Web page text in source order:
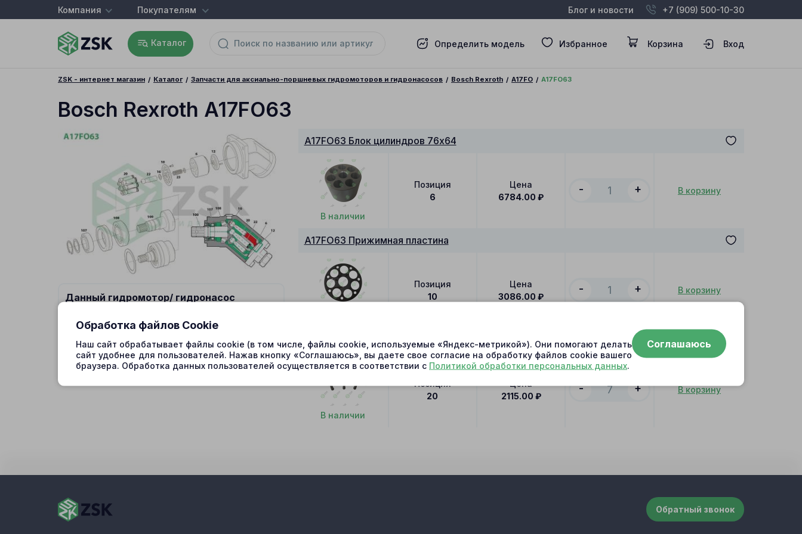
Компания Покупателям Блог и новости +7 (909) 500-10-30
Каталог Определить модель Избранное Корзина Вход
ZSK - интернет магазин Каталог Запчасти для аксиально-поршневых гидромоторов и гидронасосов Bosch Rexroth A17FO A17FO63
Bosch Rexroth A17FO63
Данный гидромотор/ гидронасос
A17FO63 Блок цилиндров 76x64
В наличии
Позиция
6
Цена
6784.00 ₽
- + В корзину
A17FO63 Прижимная пластина
Позиция
10
Цена
3086.00 ₽
- + В корзину
A17FO63 Поршень с кольцами 17.8x72.2
В наличии
Позиция
20
Цена
2115.00 ₽
- + В корзину
Обратный звонок
Обработка файлов Cookie
Наш сайт обрабатывает файлы cookie (в том числе, файлы cookie, используемые «Яндекс-метрикой»). Они помогают делать
сайт удобнее для пользователей. Нажав кнопку «Соглашаюсь», вы даете свое согласие на обработку файлов cookie вашего
браузера. Обработка данных пользователей осуществляется в соответствии с Политикой обработки персональных данных
Соглашаюсь